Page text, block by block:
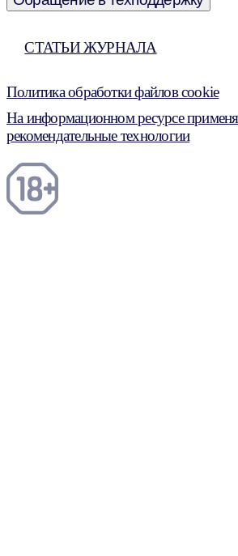
СТАТЬИ ЖУРНАЛА
Политика обработки файлов cookie
На информационном ресурсе
рекомендательные технологии